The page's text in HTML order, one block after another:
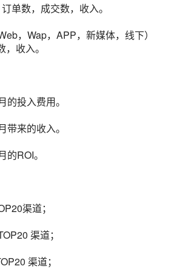
单数，成交数，收入。
，Wap，APP， 新媒体，线下）
收入。
的投入费用。
来的收入。
ROI。
渠道；
渠道；
渠道；